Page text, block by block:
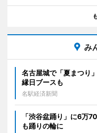
み
名古屋城で「夏まつり
縁日ブースも
名駅経済新聞
「渋谷盆踊り」に6
も踊りの輪に